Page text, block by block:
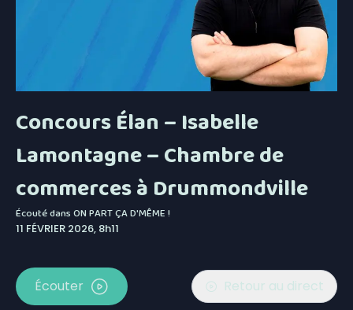
Concours Élan – Isabelle
Lamontagne – Chambre de
commerces à Drummondville
Écouté dansON PART ÇA D'MÊME !
11 FÉVRIER 2026, 8h11
Écouter Retour au direct